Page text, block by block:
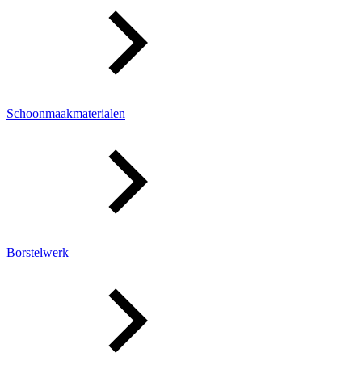
Schoonmaakmaterialen
Borstelwerk